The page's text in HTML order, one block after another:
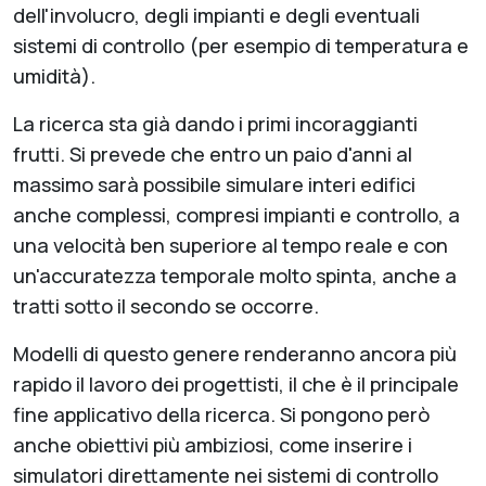
dell'involucro, degli impianti e degli eventuali
sistemi di controllo (per esempio di temperatura e
umidità).
La ricerca sta già dando i primi incoraggianti
frutti. Si prevede che entro un paio d'anni al
massimo sarà possibile simulare interi edifici
anche complessi, compresi impianti e controllo, a
una velocità ben superiore al tempo reale e con
un'accuratezza temporale molto spinta, anche a
tratti sotto il secondo se occorre.
Modelli di questo genere renderanno ancora più
rapido il lavoro dei progettisti, il che è il principale
fine applicativo della ricerca. Si pongono però
anche obiettivi più ambiziosi, come inserire i
simulatori direttamente nei sistemi di controllo